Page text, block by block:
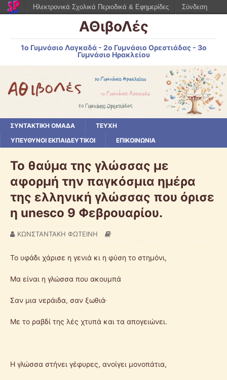
ΑΘιβοΛές
1ο Γυμνάσιο Λαγκαδά - 2ο Γυμνάσιο Ορεστιάδας - 3ο
Γυμνάσιο Ηρακλείου
ΣΥΝΤΑΚΤΙΚΗ ΟΜΑΔΑ
ΤΕΥΧΗ
ΥΠΕΥΘΥΝΟΙ ΕΚΠΑΙΔΕΥΤΙΚΟΙ
ΕΠΙΚΟΙΝΩΝΙΑ
Το θαύμα της γλώσσας με
αφορμή την παγκόσμια ημέρα
της ελληνική γλώσσας που όρισε
η unesco 9 Φεβρουαρίου.
ΚΩΝΣΤΑΝΤΑΚΗ ΦΩΤΕΙΝΗ
Το υφάδι χάρισε η γενιά κι η φύση το στημόνι,
Μα είναι η γλώσσα που ακουμπά
Σαν μια νεράιδα, σαν ξωθιά·
Με το ραβδί της λές χτυπά και τα απογειώνει.
Η γλώσσα στήνει γέφυρες, ανοίγει μονοπάτια,
Ηλεκτρονικά Σχολικά Περιοδικά & Εφημερίδες Σύνδεση